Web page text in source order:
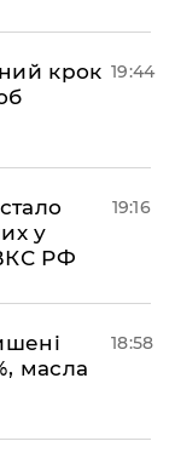
крок 19:44
у
РФ
19:16
масла
18:58